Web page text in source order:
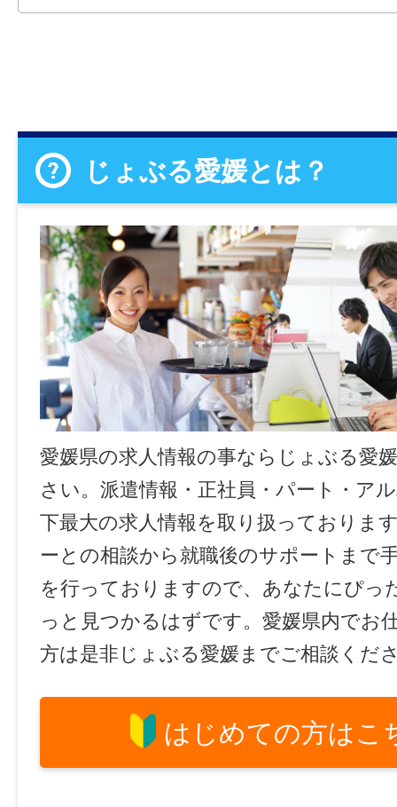
じょぶる愛媛とは？
愛媛県の求人情報の事ならじょぶる愛
さい。派遣情報・正社員・パート・ア
下最大の求人情報を取り扱っておりま
ーとの相談から就職後のサポートまで
を行っておりますので、あなたにぴっ
っと見つかるはずです。愛媛県内でお
方は是非じょぶる愛媛までご相談くだ
はじめての方はこ